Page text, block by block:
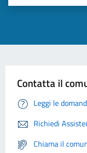
Contatta il
Leggi le
Richiedi
Chiama il